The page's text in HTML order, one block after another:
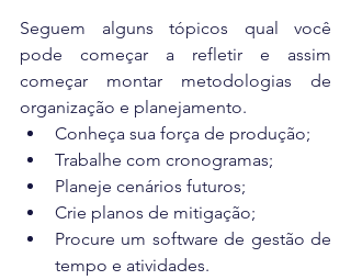
Seguem alguns tópicos qual você
pode começar a refletir e assim
começar montar metodologias de
organização e planejamento.
Conheça sua força de produção;
Trabalhe com cronogramas;
Planeje cenários futuros;
Crie planos de mitigação;
Procure um software de gestão de
tempo e atividades.